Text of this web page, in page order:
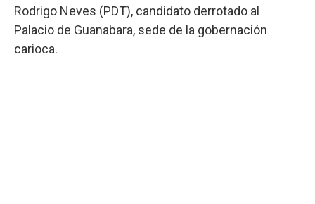
Rodrigo Neves (PDT), candidato derrotado al
Palacio de Guanabara, sede de la gobernación
carioca.